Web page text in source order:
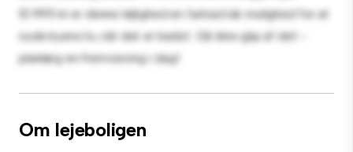
10.995 kr er denne lejlighed en fantastisk mulighed for at
nyde byens liv, når det er bedst. Gå ikke glip af det -
planlæg en fremvisning i dag!
Om lejeboligen